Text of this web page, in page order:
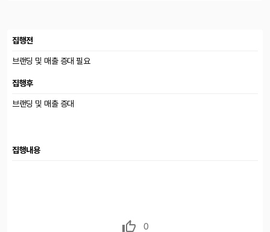
집행전
브랜딩 및 매출 증대 필요
집행후
브랜딩 및 매출 증대
집행내용
0